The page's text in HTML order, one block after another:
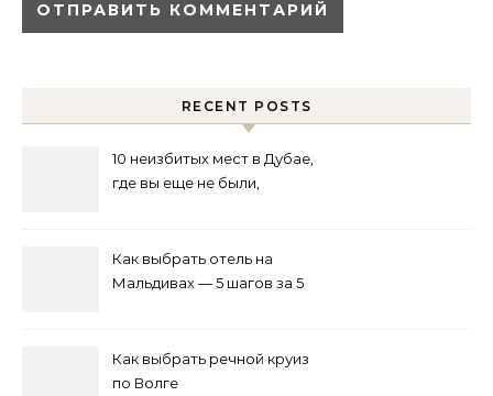
RECENT POSTS
10 неизбитых мест в Дубае,
где вы еще не были,
Как выбрать отель на
Мальдивах — 5 шагов за 5
Как выбрать речной круиз
по Волге